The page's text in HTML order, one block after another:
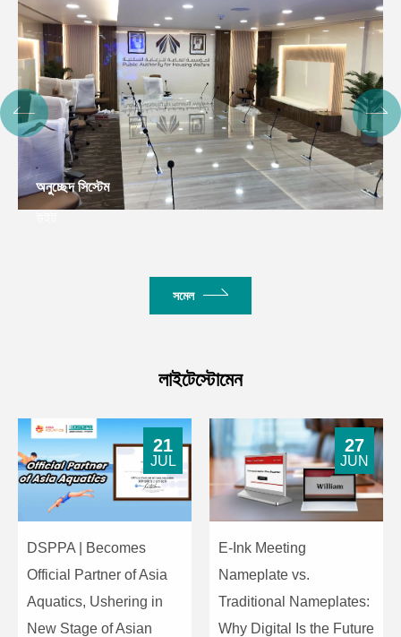
অনুচ্ছেদ সিস্টেম
সমেল
লাইটেস্টোমেন
DSPPA | Becomes
Official Partner of Asia
Aquatics, Ushering in
New Stage of Asian
21
JUL
E-Ink Meeting
Nameplate vs.
Traditional Nameplates:
Why Digital Is the Future
27
JUN